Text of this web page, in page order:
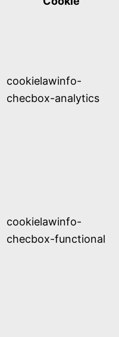
cookielawinfo-
checbox-analytics
cookielawinfo-
checbox-functional